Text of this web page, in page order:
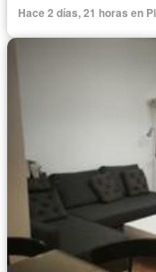
Hace 2 días, 21 horas en